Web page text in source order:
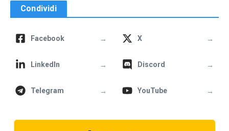
Condividi
Facebook → X →
LinkedIn → Discord →
Telegram → YouTube →